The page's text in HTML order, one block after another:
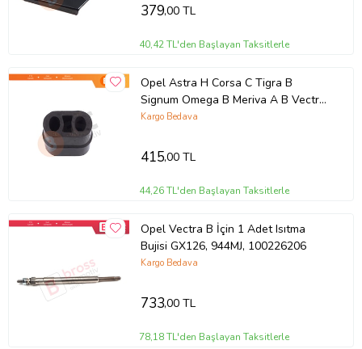
379,00 TL
40,42 TL'den Başlayan Taksitlerle
Opel Astra H Corsa C Tigra B
Signum Omega B Meriva A B Vectra
B C Alfa Romeo 159 Saab 9 5 İçin
852726
Kargo Bedava
415,00 TL
44,26 TL'den Başlayan Taksitlerle
Opel Vectra B İçin 1 Adet Isıtma
Bujisi GX126, 944MJ, 100226206
Kargo Bedava
733,00 TL
78,18 TL'den Başlayan Taksitlerle